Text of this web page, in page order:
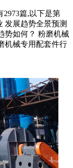
2973篇,以下是第
发展趋势全景预测
势如何？ 粉磨机械
机械专用配套件行